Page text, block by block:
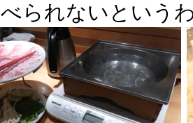
られないという